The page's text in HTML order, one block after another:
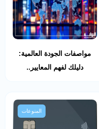
مواصفات الجودة العالمية:
دليلك لفهم المعايير..
المنوعات